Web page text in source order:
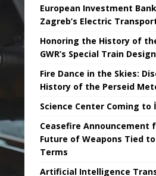
European Investment
Zagreb’s Electric
Honoring the History of
GWR’s Special Train Design
Fire Dance in the Skies:
History of the Perseid
Science Center Coming to
Ceasefire Announcement
Future of Weapons Tied
Terms
Artificial Intelligence